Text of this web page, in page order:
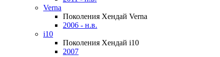
Verna
Поколения Хендай Verna
2006 - н.в.
i10
Поколения Хендай i10
2007